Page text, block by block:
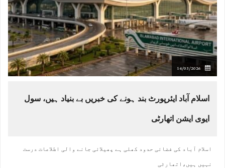
14/03/2026
اسلام آباد ایئرپورٹ بند ہونے کی خبریں بے بنیاد ہیں، سول
ایوی ایشن اتھارٹی
اسلام آباد کی فضائی حدود کھلی ہے پھیلائی جانے والی اطلاعات درست
نہیں ہیں،اتھارٹی